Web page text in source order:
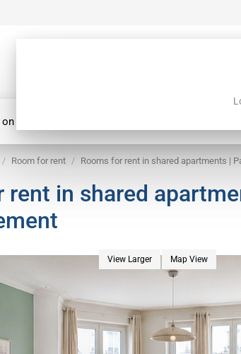
map
Room for rent Rooms for rent in shared apartments |
rent in shared
View Larger Map View